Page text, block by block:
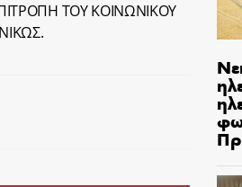
ΤΟΥ ΚΟΙΝΩΝΙΚΟΥ